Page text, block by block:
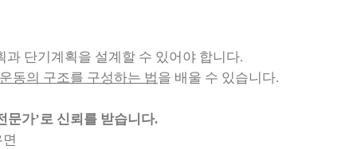
과 단기계획을 설계할 수 있어야 합니다.
동의 구조를 구성하는 법 을 배울 수 있습니다.
문가’로 신뢰를 받습니다.